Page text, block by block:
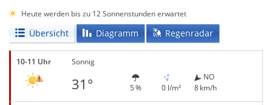
Heute werden bis zu 12 Sonnenstunden erwartet
Übersicht Diagramm Regenradar
10-11 Uhr Sonnig
31° 5 % 0 l/m²
NO
8 km/h